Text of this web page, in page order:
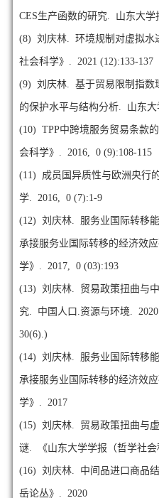
CES生产函数的研究. 山东大学
(8) 刘庆林. 环境规制对虚拟水
社会科学》. 2021 (12):133-137
(9) 刘庆林. 基于贸易限制指数
的保护水平与结构分析. 山东
(10) TPP中跨境服务贸易条款
会科学》. 2016, 0 (9):108-115
(11) 成员国异质性与欧洲央行
学. 2016, 0 (7):1-9
(12) 刘庆林. 服务业国际转移
承接服务业国际转移的经济效
学》. 2017, 0 (03):193
(13) 刘庆林. 贸易政策扭曲与
究. 中国人口.资源与环境. 2020
30(6).)
(14) 刘庆林. 服务业国际转移
承接服务业国际转移的经济效
学》. 2017
(15) 刘庆林. 贸易政策扭曲与
谜. 《山东大学学报（哲学社
(16) 刘庆林. 中间品进口商品
岳论丛》. 2020